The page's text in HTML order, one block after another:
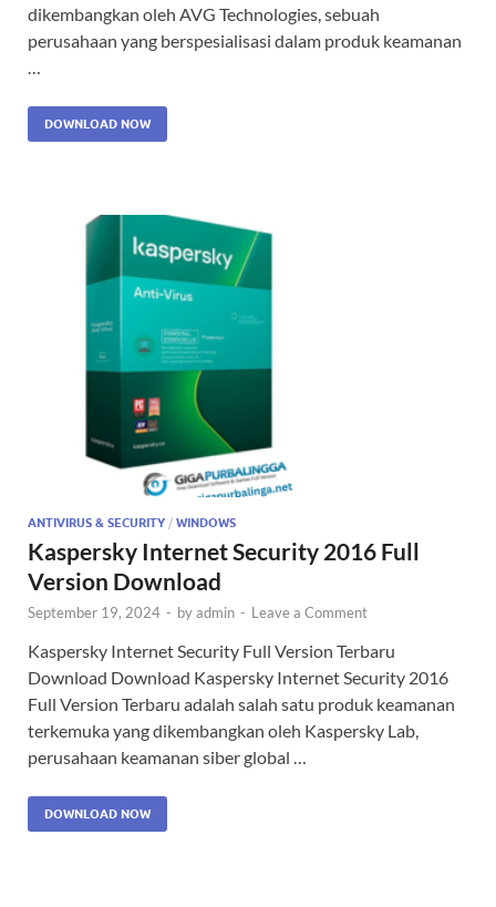
dikembangkan oleh AVG Technologies, sebuah
perusahaan yang berspesialisasi dalam produk keamanan
…
DOWNLOAD NOW
ANTIVIRUS & SECURITY / WINDOWS
Kaspersky Internet Security 2016 Full
Version Download
September 19, 2024 - byadmin - Leave a Comment
Kaspersky Internet Security Full Version Terbaru
Download Download Kaspersky Internet Security 2016
Full Version Terbaru adalah salah satu produk keamanan
terkemuka yang dikembangkan oleh Kaspersky Lab,
perusahaan keamanan siber global …
DOWNLOAD NOW